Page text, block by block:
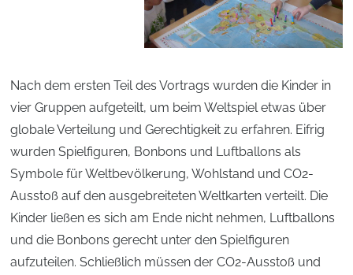
Nach dem ersten Teil des Vortrags wurden die Kinder in
vier Gruppen aufgeteilt, um beim Weltspiel etwas über
globale Verteilung und Gerechtigkeit zu erfahren. Eifrig
wurden Spielfiguren, Bonbons und Luftballons als
Symbole für Weltbevölkerung, Wohlstand und CO2-
Ausstoß auf den ausgebreiteten Weltkarten verteilt. Die
Kinder ließen es sich am Ende nicht nehmen, Luftballons
und die Bonbons gerecht unter den Spielfiguren
aufzuteilen. Schließlich müssen der CO2-Ausstoß und